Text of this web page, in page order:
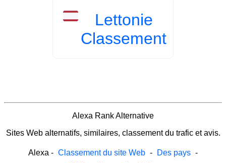
Lettonie
Classement
Alexa Rank Alternative
Sites Web alternatifs, similaires, classement du trafic et avis.
Alexa - Classement du site Web - Des pays -